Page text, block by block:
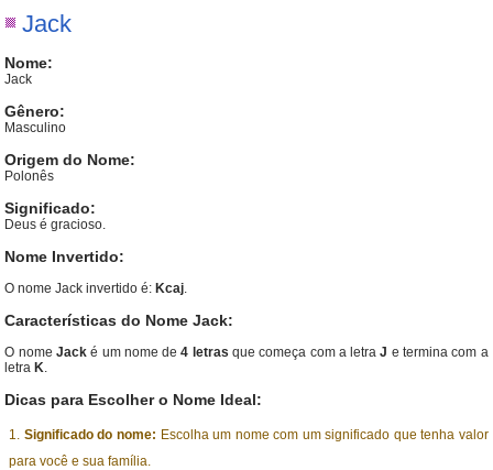
Jack
Nome:
Jack
Gênero:
Masculino
Origem do Nome:
Polonês
Significado:
Deus é gracioso.
Nome Invertido:
O nome Jack invertido é: Kcaj.
Características do Nome Jack:
O nomeJack é um nome de4 letras que começa com a letraJ e termina com a
letra K.
Dicas para Escolher o Nome Ideal:
Significado do nome: Escolha um nome com um significado que tenha valor
para você e sua família.